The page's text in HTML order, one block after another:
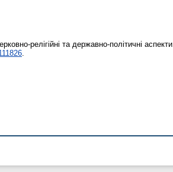
релігійні та державно-політичні аспекти.